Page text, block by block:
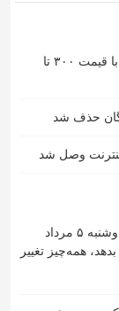
اولین گجت OpenAI احتمالاً یک اسپیکر دونات‌شکل با قیمت ۳۰۰ تا
قیمت تتر، بیت‌کوین و اتریوم امروز دوشنبه ۵ مرداد
همه‌چیز تغییر